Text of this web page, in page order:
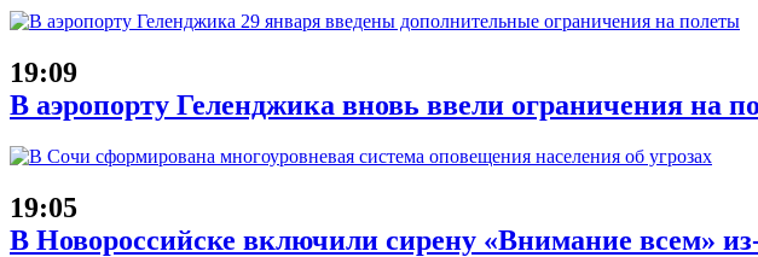
19:09
В аэропорту Геленджика вновь ввели ограничения на
19:05
В Новороссийске включили сирену «Внимание всем»